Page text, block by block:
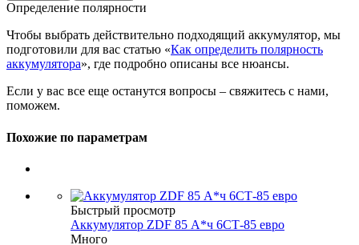
Определение полярности
Чтобы выбрать действительно подходящий аккумулятор, мы
подготовили для вас статью «Как определить полярность
аккумулятора», где подробно описаны все нюансы.
Если у вас все еще останутся вопросы – свяжитесь с нами,
поможем.
Похожие по параметрам
Быстрый просмотр
Аккумулятор ZDF 85 А*ч 6СТ-85 евро
Много